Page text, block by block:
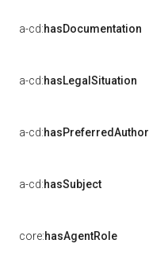
a-cd:hasDocumentation
a-cd:hasLegalSituation
a-cd:hasPreferredAuthor
a-cd:hasSubject
core:hasAgentRole